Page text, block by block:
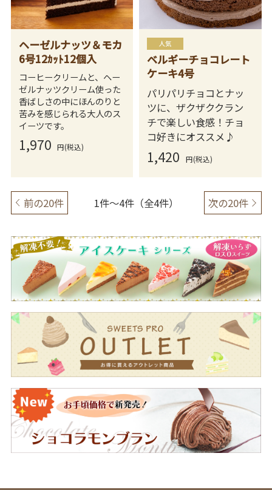
ヘーゼルナッツ＆モカ
6号12ｶｯﾄ12個入
コーヒークリームと、ヘー
ゼルナッツクリーム使った
香ばしさの中にほんのりと
苦みを感じられる大人のス
イーツです。
1,970 円(税込)
ベルギーチョコレート
ケーキ4号
パリパリチョコとナッ
ツに、ザクザククラン
チで楽しい食感！チョ
コ好きにオススメ♪
1,420 円(税込)
前の20件 1件～4件（全4件） 次の20件